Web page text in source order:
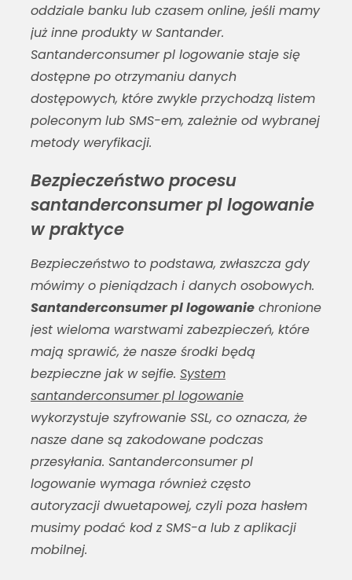
oddziale banku lub czasem online, jeśli mamy
już inne produkty w Santander.
Santanderconsumer pl logowaniestaje się
dostępne po otrzymaniu danych
dostępowych, które zwykle przychodzą listem
poleconym lub SMS-em, zależnie od wybranej
metody weryfikacji.
Bezpieczeństwo procesu
santanderconsumer pl logowanie
w praktyce
Bezpieczeństwo to podstawa, zwłaszcza gdy
mówimy o pieniądzach i danych osobowych.
Santanderconsumer pl logowaniechronione
jest wieloma warstwami zabezpieczeń, które
mają sprawić, że nasze środki będą
bezpieczne jak w sejfie. System
santanderconsumer pl logowanie
wykorzystuje szyfrowanie SSL, co oznacza, że
nasze dane są zakodowane podczas
przesyłania. Santanderconsumer pl
logowaniewymaga również często
autoryzacji dwuetapowej, czyli poza hasłem
musimy podać kod z SMS-a lub z aplikacji
mobilnej.